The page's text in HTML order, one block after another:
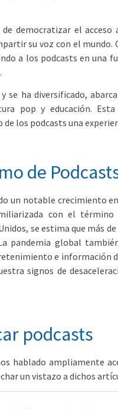
democratizar el
su voz con el
a los podcasts en una
ha diversificado,
pop y educación.
los podcasts una
de
un notable crecimiento
con el término
se estima que más
pandemia global
e
signos de
podcasts
hablado ampliamente
un vistazo a dichos